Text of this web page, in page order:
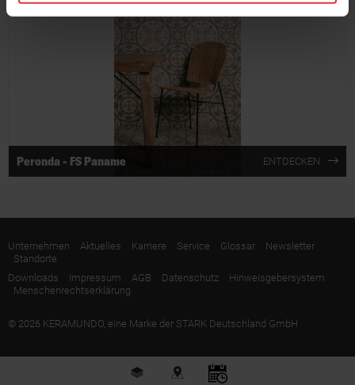
Peronda - FS Paname ENTDECKEN
Unternehmen Aktuelles Karriere Service Glossar
Newsletter
Standorte
Downloads
Impressum AGB Datenschutz
Hinweisgebersystem
Menschenrechtserklärung
© 2026 KERAMUNDO, eine Marke der STARK Deutschland GmbH
Stores Beratung